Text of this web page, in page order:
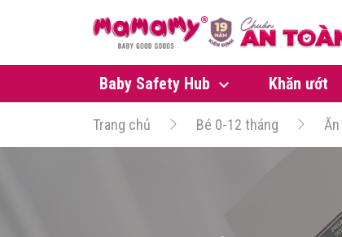
Baby Safety Hub Khăn ướt
Trang chủ Bé 0-12 tháng